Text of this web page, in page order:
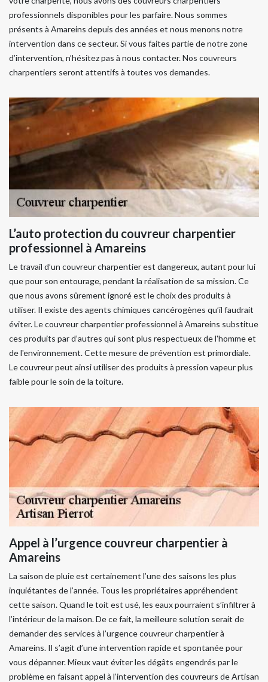
professionnels disponibles pour les parfaire. Nous sommes
présents à Amareins depuis des années et nous menons notre
intervention dans ce secteur. Si vous faites partie de notre zone
d’intervention, n’hésitez pas à nous contacter. Nos couvreurs
charpentiers seront attentifs à toutes vos demandes.
L’auto protection du couvreur charpentier
professionnel à Amareins
Le travail d’un couvreur charpentier est dangereux, autant pour lui
que pour son entourage, pendant la réalisation de sa mission. Ce
que nous avons sûrement ignoré est le choix des produits à
utiliser. Il existe des agents chimiques cancérogènes qu’il faudrait
éviter. Le couvreur charpentier professionnel à Amareins substitue
ces produits par d’autres qui sont plus respectueux de l'homme et
de l'environnement. Cette mesure de prévention est primordiale.
Le couvreur peut ainsi utiliser des produits à pression vapeur plus
faible pour le soin de la toiture.
Appel à l’urgence couvreur charpentier à
Amareins
La saison de pluie est certainement l’une des saisons les plus
inquiétantes de l’année. Tous les propriétaires appréhendent
cette saison. Quand le toit est usé, les eaux pourraient s’infiltrer à
l’intérieur de la maison. De ce fait, la meilleure solution serait de
demander des services à l’urgence couvreur charpentier à
Amareins. Il s’agit d’une intervention rapide et spontanée pour
vous dépanner. Mieux vaut éviter les dégâts engendrés par le
problème en faisant appel à l’intervention des couvreurs de Artisan